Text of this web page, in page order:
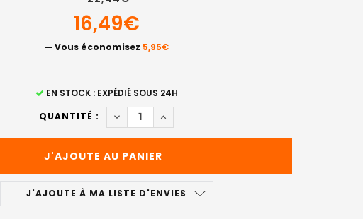
16,49€
— Vous économisez 5,95€
EN STOCK : EXPÉDIÉ SOUS 24H
QUANTITÉ :
DIMINUER LA QUANTITÉ DE MASQUE PRICKLY
AUGMENTER LA QUANTITÉ DE
J'AJOUTE À MA LISTE D'ENVIES